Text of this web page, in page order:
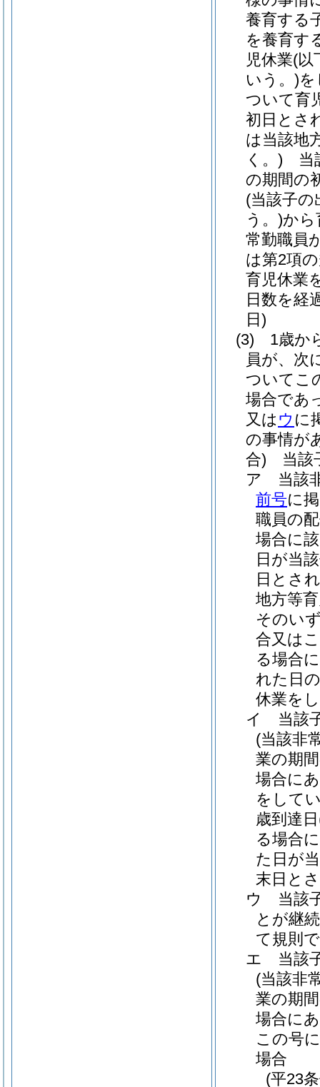
養育する
を養育す
児休業(以
いう。)を
ついて育
初日とさ
は当該地
く。) 当
の期間の
(当該子
う。)から
常勤職員
は第2項
育児休業
日数を経
日)
(3)
1歳か
員が、次
ついてこ
場合であ
又は ウ に
の事情が
合) 当該
ア
当該
前号に
職員の
場合に
日が当
日とさ
地方等
そのい
合又は
る場合
れた日
休業を
イ
当該
(当該非
業の期
場合に
をして
歳到達日
る場合
た日が
末日と
ウ
当該
とが継
て規則
エ
当該
(当該非
業の期
場合に
この号
場合
(平23